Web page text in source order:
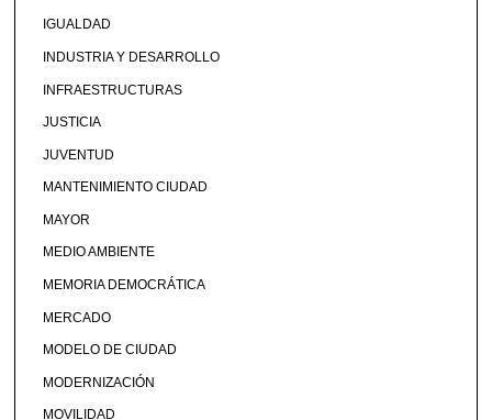
IGUALDAD
INDUSTRIA Y DESARROLLO
INFRAESTRUCTURAS
JUSTICIA
JUVENTUD
MANTENIMIENTO CIUDAD
MAYOR
MEDIO AMBIENTE
MEMORIA DEMOCRÁTICA
MERCADO
MODELO DE CIUDAD
MODERNIZACIÓN
MOVILIDAD